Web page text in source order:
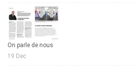
On parle de nous
19 Dec